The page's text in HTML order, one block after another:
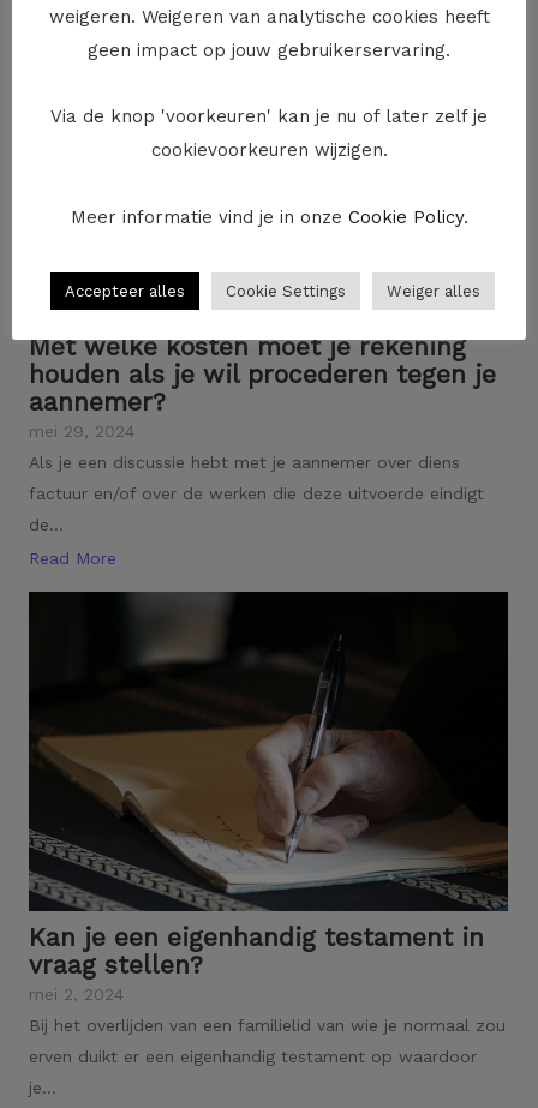
Met welke kosten moet je rekening
houden als je wil procederen tegen je
aannemer?
mei 29, 2024
Als je een discussie hebt met je aannemer over diens
factuur en/of over de werken die deze uitvoerde eindigt
de...
Read More
Kan je een eigenhandig testament in
vraag stellen?
mei 2, 2024
Bij het overlijden van een familielid van wie je normaal zou
erven duikt er een eigenhandig testament op waardoor
je...
weigeren. Weigeren van analytische cookies heeft
geen impact op jouw gebruikerservaring.
Via de knop 'voorkeuren' kan je nu of later zelf je
cookievoorkeuren wijzigen.
Meer informatie vind je in onze Cookie Policy.
Accepteer alles Cookie Settings Weiger alles